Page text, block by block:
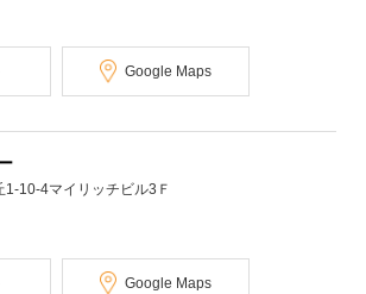
Google Maps
10-4マイリッチビル3Ｆ
Google Maps